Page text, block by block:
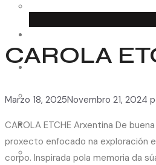
MEDIACIÓN
Entidades
AUDIOVISUAL
Cápsulas
CAROLA
Marzo 18, 2025Novembro 21, 2024
CAROLA ETCHE Arxentina De
proxecto enfocado na exploración
corpo. Inspirada pola memoria da